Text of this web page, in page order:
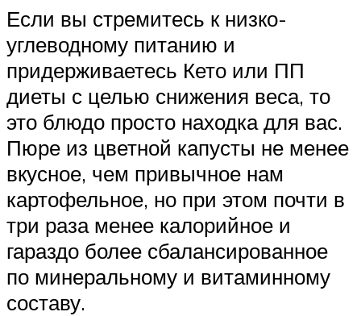
Если вы стремитесь к низко-
углеводному питанию и
придерживаетесь Кето или ПП
диеты с целью снижения веса, то
это блюдо просто находка для вас.
Пюре из цветной капусты не менее
вкусное, чем привычное нам
картофельное, но при этом почти в
три раза менее калорийное и
гараздо более сбалансированное
по минеральному и витаминному
составу.